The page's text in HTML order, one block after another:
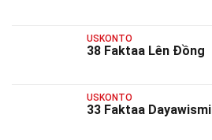
USKONTO
38 Faktaa Lên Đồng
USKONTO
33 Faktaa Dayawismi